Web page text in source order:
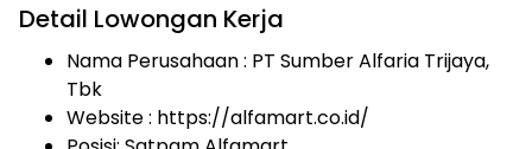
Detail Lowongan Kerja
Nama Perusahaan : PT Sumber Alfaria Trijaya,
Tbk
Website : https://alfamart.co.id/